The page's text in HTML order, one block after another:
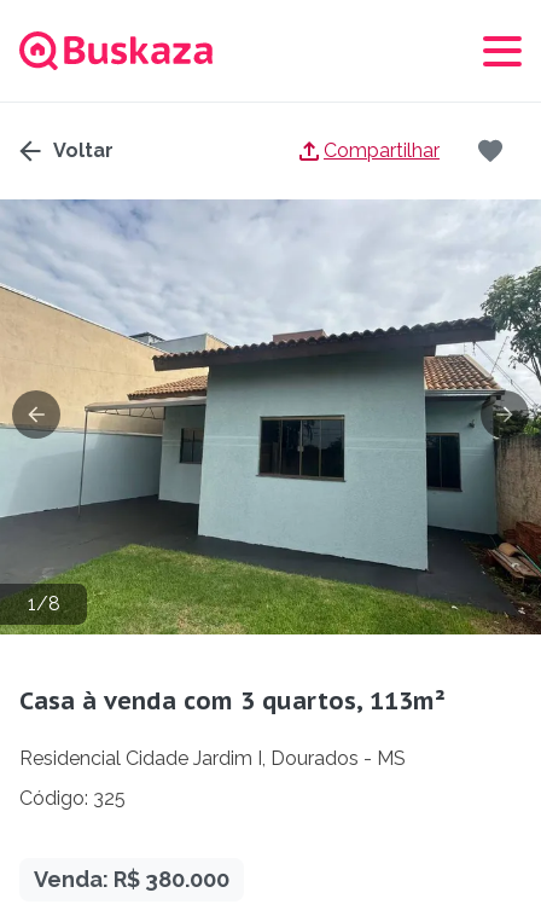
Voltar Compartilhar
1/8
Casa à venda com 3 quartos, 113m²
Residencial Cidade Jardim I, Dourados - MS
Código: 325
Venda: R$ 380.000